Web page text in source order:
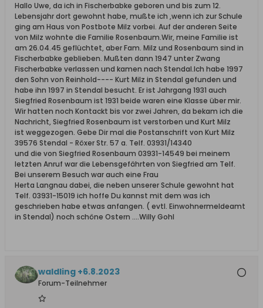
Hallo Uwe, da ich in Fischerbabke geboren und bis zum 12.
Lebensjahr dort gewohnt habe, mußte ich ,wenn ich zur Schule
ging am Haus von Postbote Milz vorbei. Auf der anderen Seite
von Milz wohnte die Familie Rosenbaum.Wir, meine Familie ist
am 26.04.45 geflüchtet, aber Fam. Milz und Rosenbaum sind in
Fischerbabke geblieben. Mußten dann 1947 unter Zwang
Fischerbabke verlassen und kamen nach Stendal.Ich habe 1997
den Sohn von Reinhold---- Kurt Milz in Stendal gefunden und
habe ihn 1997 in Stendal besucht. Er ist Jahrgang 1931 auch
Siegfried Rosenbaum ist 1931 beide waren eine Klasse über mir.
Wir hatten noch Kontackt bis vor zwei Jahren, da bekam ich die
Nachricht, Siegfried Rosenbaum ist verstorben und Kurt Milz
ist weggezogen. Gebe Dir mal die Postanschrift von Kurt Milz
39576 Stendal - Röxer Str. 57 a. Telf. 03931/14340
und die von Siegfried Rosenbaum 03931-14549 bei meinem
letzten Anruf war die Lebensgefährten von Siegfried am Telf.
Bei unserem Besuch war auch eine Frau
Herta Langnau dabei, die neben unserer Schule gewohnt hat
Telf. 03931-15019 ich hoffe Du kannst mit dem was ich
geschrieben habe etwas anfangen. ( evtl. Einwohnermeldeamt
in Stendal) noch schöne Ostern ....Willy Gohl
waldling +6.8.2023
Forum-Teilnehmer